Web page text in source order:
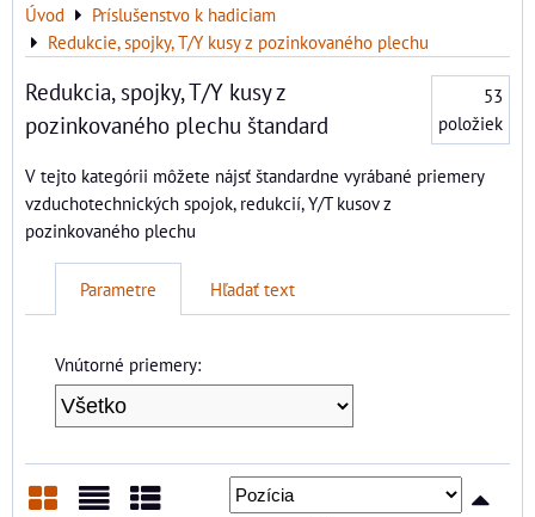
Úvod
Príslušenstvo k hadiciam
Redukcie, spojky, T/Y kusy z pozinkovaného plechu
Redukcia, spojky, T/Y kusy z
pozinkovaného plechu štandard
53
položiek
V tejto kategórii môžete nájsť štandardne vyrábané priemery
vzduchotechnických spojok, redukcií, Y/T kusov z
pozinkovaného plechu
Parametre Hľadať text
Vnútorné priemery: